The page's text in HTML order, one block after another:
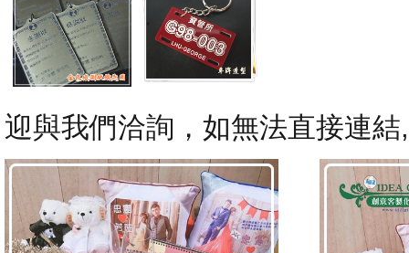
迎與我們洽詢，如無法直接連